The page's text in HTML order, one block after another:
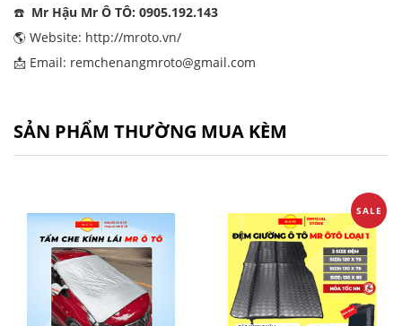
☎️ Mr Hậu Mr Ô TÔ: 0905.192.143
🌎 Website: http://mroto.vn/
📩 Email: remchenangmroto@gmail.com
SẢN PHẨM THƯỜNG MUA KÈM
SALE